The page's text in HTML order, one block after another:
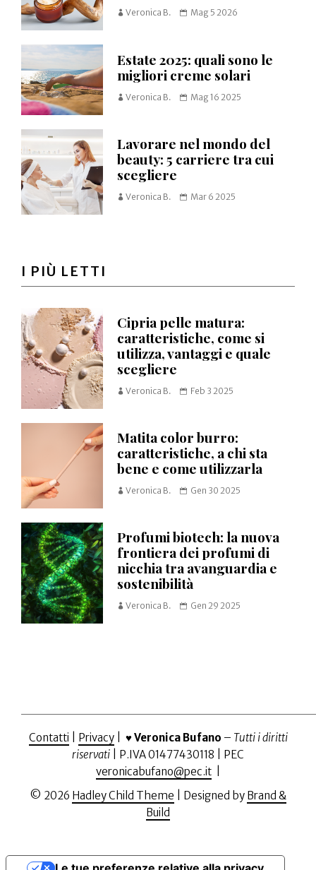
Veronica B. Mag 5 2026
Estate 2025: quali sono le
migliori creme solari
Veronica B. Mag 16 2025
Lavorare nel mondo del
beauty: 5 carriere tra cui
scegliere
Veronica B. Mar 6 2025
I PIÙ LETTI
Cipria pelle matura:
caratteristiche, come si
utilizza, vantaggi e quale
scegliere
Veronica B. Feb 3 2025
Matita color burro:
caratteristiche, a chi sta
bene e come utilizzarla
Veronica B. Gen 30 2025
Profumi biotech: la nuova
frontiera dei profumi di
nicchia tra avanguardia e
sostenibilità
Veronica B. Gen 29 2025
Contatti Privacy| ♥️Veronica Bufano – Tutti i diritti
riservati | P.IVA 01477430118 | PEC
veronicabufano@pec.it|
© 2026 Hadley Child Theme | Designed by Brand &
Build